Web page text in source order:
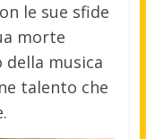
le sue sfide
morte
musica
talento che